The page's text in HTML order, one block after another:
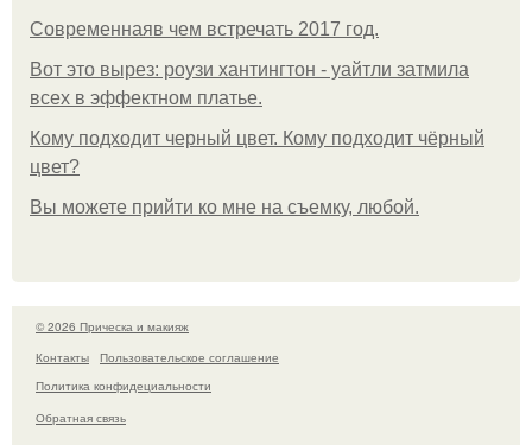
Современнаяв чем встречать 2017 год.
Вот это вырез: роузи хантингтон - уайтли затмила
всех в эффектном платьe.
Кому подходит черный цвет. Кому подходит чёрный
цвет?
Вы можете прийти ко мне на съемку, любой.
© 2026 Прическа и макияж
Контакты
Пользовательское соглашение
Политика конфидециальности
Обратная связь